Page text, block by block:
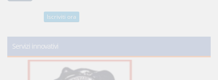
Iscriviti ora
Servizi innovativi